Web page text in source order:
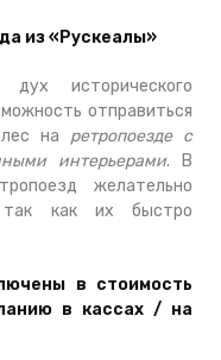
из «Рускеалы»
исторического
отправиться
на ретропоезде с
интерьерами. В
желательно
так как их быстро
в стоимость
в кассах / на